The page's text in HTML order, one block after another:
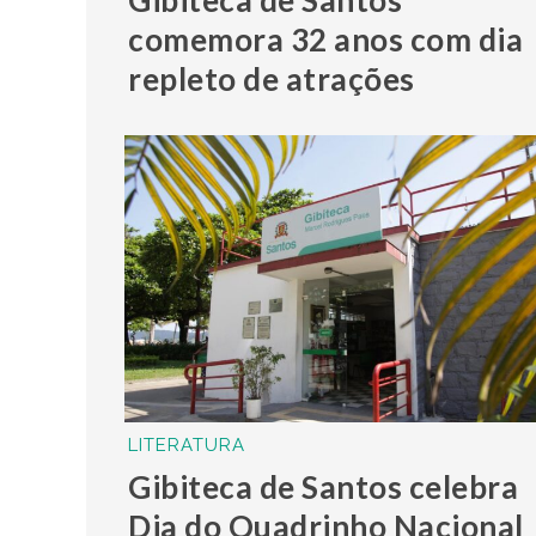
comemora 32 anos com dia
repleto de atrações
LITERATURA
Gibiteca de Santos celebra
Dia do Quadrinho Nacional